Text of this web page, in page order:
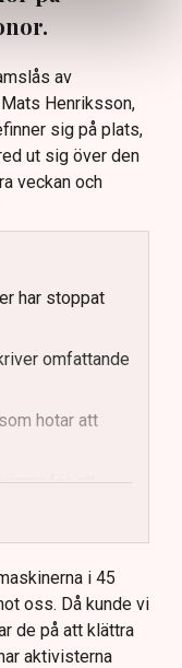
av
Henriksson,
sig på plats,
ut sig över den
veckan och
har stoppat
omfattande
hotar att
för ett
inför
illegal aktivism.
i 45
oss. Då kunde vi
de på att klättra
aktivisterna